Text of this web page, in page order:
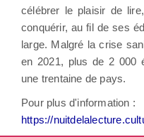
célébrer le plaisir de
conquérir, au fil de ses
large. Malgré la crise
en 2021, plus de 2 000
une trentaine de pays.
Pour plus d'information :
https://